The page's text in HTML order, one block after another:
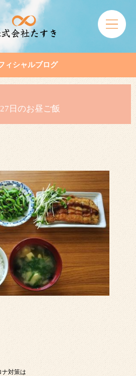
ィシャルブログ
日のお昼ご飯
ナ対策は